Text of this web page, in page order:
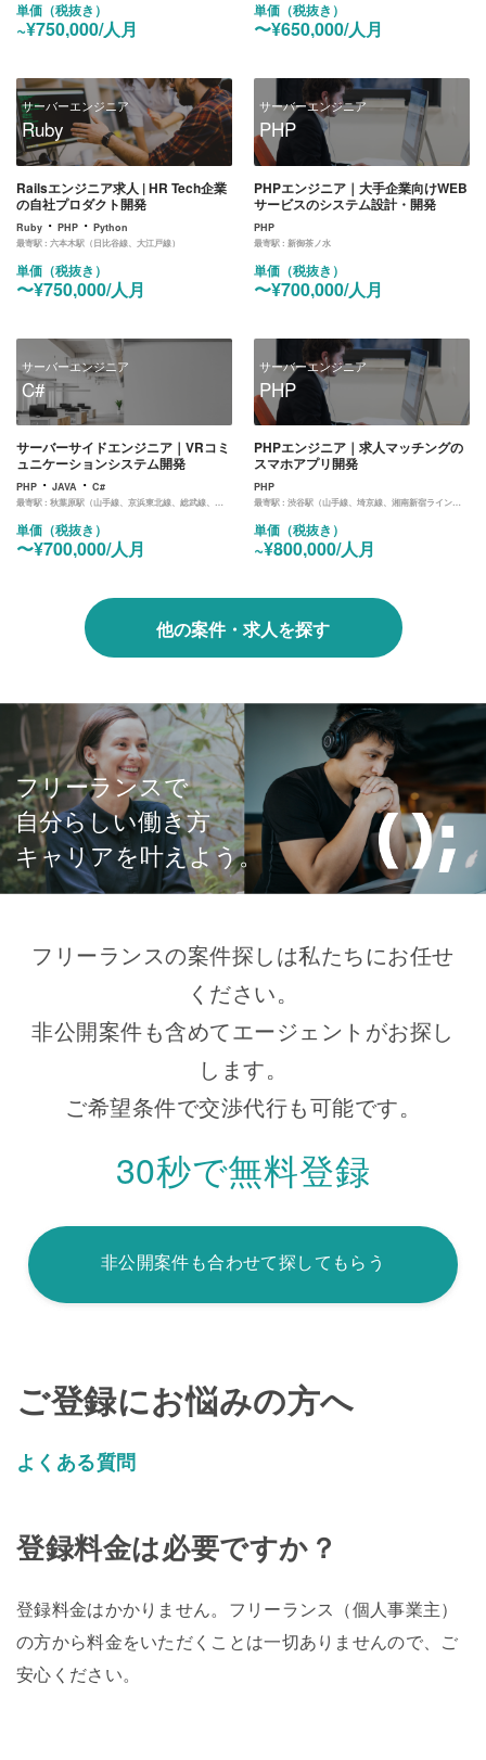
単価（税抜き）
~¥750,000/人月
単価（税抜き）
〜¥650,000/人月
サーバーエンジニア
Ruby
Railsエンジニア求人 | HR Tech企業
の自社プロダクト開発
Ruby ・ PHP ・ Python
最寄駅 : 六本木駅（日比谷線、大江戸線）
単価（税抜き）
〜¥750,000/人月
サーバーエンジニア
PHP
PHPエンジニア｜大手企業向けWEB
サービスのシステム設計・開発
PHP
最寄駅 :新御茶ノ水
単価（税抜き）
〜¥700,000/人月
サーバーエンジニア
C#
サーバーサイドエンジニア｜VRコミ
ュニケーションシステム開発
PHP ・ JAVA ・ C#
最寄駅 : 秋葉原駅（山手線、京浜東北線、総武線、日比谷線）
単価（税抜き）
〜¥700,000/人月
サーバーエンジニア
PHP
PHPエンジニア｜求人マッチングの
スマホアプリ開発
PHP
最寄駅 :渋谷駅（山手線、埼京線、湘南新宿ライン、東横線、田園都市線、銀座線、半蔵門線、副都心線）
単価（税抜き）
~¥800,000/人月
他の案件・求人を探す
フリーランスで
自分らしい働き方
キャリアを叶えよう。
フリーランスの案件探しは私たちにお任せ
ください。
非公開案件も含めてエージェントがお探し
します。
ご希望条件で交渉代行も可能です。
30秒で無料登録
非公開案件も合わせて探してもらう
ご登録にお悩みの方へ
よくある質問
登録料金は必要ですか？
登録料金はかかりません。フリーランス（個人事業主）
の方から料金をいただくことは一切ありませんので、ご
安心ください。